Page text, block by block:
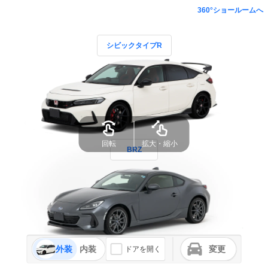
360°ショールームへ
シビックタイプR
BRZ
外装 内装 ドアを開く 変更
回転 拡大・縮小